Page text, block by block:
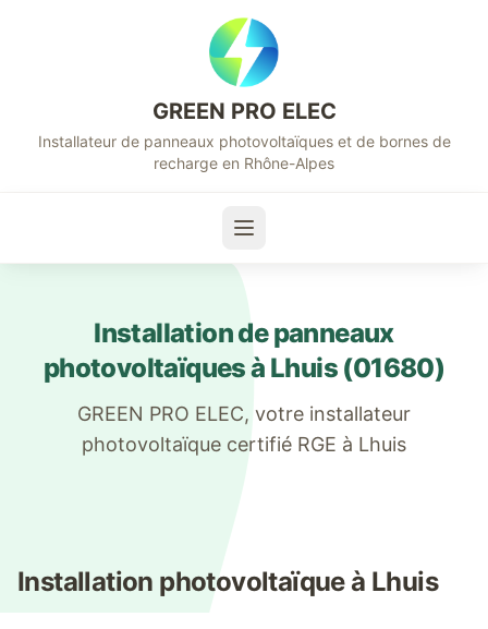
GREEN PRO ELEC
Installateur de panneaux photovoltaïques et de bornes de
recharge en Rhône-Alpes
Installation de panneaux
photovoltaïques à Lhuis(01680)
GREEN PRO ELEC, votre installateur
photovoltaïque certifié RGE à Lhuis
Installation photovoltaïque à Lhuis